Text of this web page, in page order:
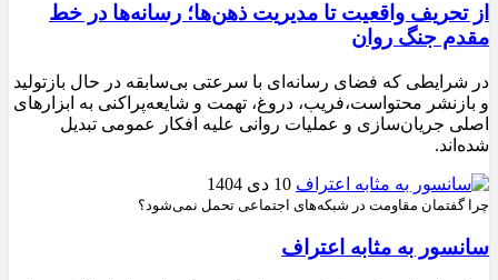
از تحریف واقعیت تا مدیریت ذهن‌ها؛ رسانه‌ها در خط
مقدم جنگ روان
در شرایطی که فضای رسانه‌ای با سرعتی بی‌سابقه در حال بازتولید
و بازنشر محتواست،فریب، دروغ، تهمت و شایعه‌پراکنی به ابزارهای
اصلی جریان‌سازی و عملیات روانی علیه افکار عمومی تبدیل
شده‌اند.
10 دی 1404
چرا گفتمان مقاومت در شبکه‌های اجتماعی تحمل نمی‌شود؟
سانسور به مثابه اعتراف